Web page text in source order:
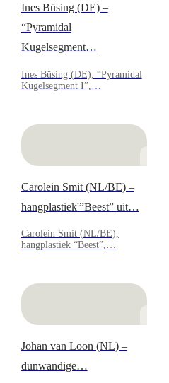
Ines Büsing (DE) –
“Pyramidal
Kugelsegment…
Ines Büsing (DE), “Pyramidal
Kugelsegment I”,…
Carolein Smit (NL/BE) –
hangplastiek'”Beest” uit…
Carolein Smit (NL/BE),
hangplastiek “Beest”,…
Johan van Loon (NL) –
dunwandige…